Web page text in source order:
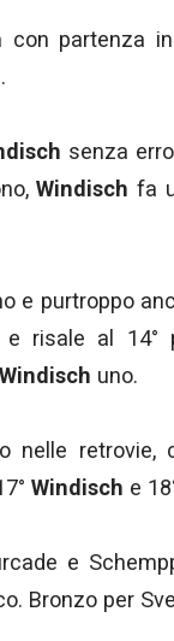
partenza
.
senza
Windisch fa
e purtroppo
risale al 14°
Windisch uno.
nelle
Windisch e
e
Bronzo per